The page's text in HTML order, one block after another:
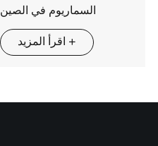
السماريوم في الصين
اقرأ المزيد +